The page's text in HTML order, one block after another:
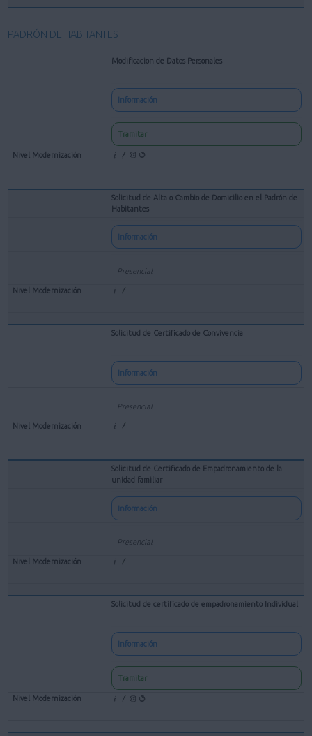
PADRÓN DE HABITANTES
Modificacion de Datos Personales
Información
Tramitar
Solicitud de Alta o Cambio de Domicilio en el Padrón de
Habitantes
Información
Presencial
Solicitud de Certificado de Convivencia
Información
Presencial
Solicitud de Certificado de Empadronamiento de la
unidad familiar
Información
Presencial
Solicitud de certificado de empadronamiento Individual
Información
Tramitar